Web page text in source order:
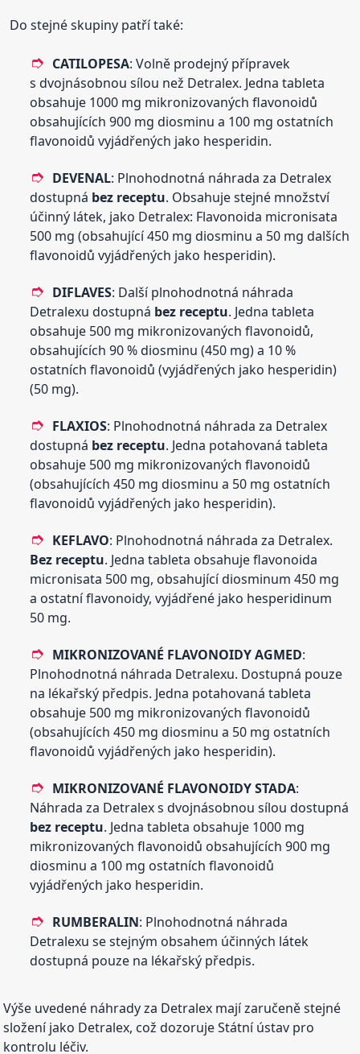
Do stejné skupiny patří také:
CATILOPESA: Volně prodejný přípravek
s dvojnásobnou sílou než Detralex. Jedna tableta
obsahuje 1000 mg mikronizovaných flavonoidů
obsahujících 900 mg diosminu a 100 mg ostatních
flavonoidů vyjádřených jako hesperidin.
DEVENAL: Plnohodnotná náhrada za Detralex
dostupná bez receptu. Obsahuje stejné množství
účinný látek, jako Detralex: Flavonoida micronisata
500 mg (obsahující 450 mg diosminu a 50 mg dalších
flavonoidů vyjádřených jako hesperidin).
DIFLAVES: Další plnohodnotná náhrada
Detralexu dostupná bez receptu. Jedna tableta
obsahuje 500 mg mikronizovaných flavonoidů,
obsahujících 90 % diosminu (450 mg) a 10 %
ostatních flavonoidů (vyjádřených jako hesperidin)
(50 mg).
FLAXIOS: Plnohodnotná náhrada za Detralex
dostupná bez receptu. Jedna potahovaná tableta
obsahuje 500 mg mikronizovaných flavonoidů
(obsahujících 450 mg diosminu a 50 mg ostatních
flavonoidů vyjádřených jako hesperidin).
KEFLAVO: Plnohodnotná náhrada za Detralex.
Bez receptu. Jedna tableta obsahuje flavonoida
micronisata 500 mg, obsahující diosminum 450 mg
a ostatní flavonoidy, vyjádřené jako hesperidinum
50 mg.
MIKRONIZOVANÉ FLAVONOIDY AGMED:
Plnohodnotná náhrada Detralexu. Dostupná pouze
na lékařský předpis. Jedna potahovaná tableta
obsahuje 500 mg mikronizovaných flavonoidů
(obsahujících 450 mg diosminu a 50 mg ostatních
flavonoidů vyjádřených jako hesperidin).
MIKRONIZOVANÉ FLAVONOIDY STADA:
Náhrada za Detralex s dvojnásobnou sílou dostupná
bez receptu. Jedna tableta obsahuje 1000 mg
mikronizovaných flavonoidů obsahujících 900 mg
diosminu a 100 mg ostatních flavonoidů
vyjádřených jako hesperidin.
RUMBERALIN: Plnohodnotná náhrada
Detralexu se stejným obsahem účinných látek
dostupná pouze na lékařský předpis.
Výše uvedené náhrady za Detralex mají zaručeně stejné
složení jako Detralex, což dozoruje Státní ústav pro
kontrolu léčiv.